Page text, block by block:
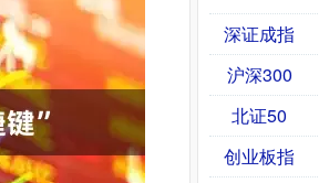
深证成指
沪深300
北证50
创业板指